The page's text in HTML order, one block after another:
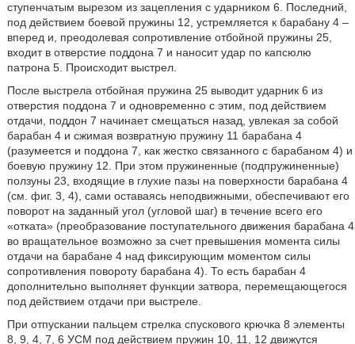
ступенчатым вырезом из зацепления с ударником 6. Последний,
под действием боевой пружины 12, устремляется к барабану 4 –
вперед и, преодолевая сопротивление отбойной пружины 25,
входит в отверстие поддона 7 и наносит удар по капсюлю
патрона 5. Происходит выстрел.
После выстрела отбойная пружина 25 выводит ударник 6 из
отверстия поддона 7 и одновременно с этим, под действием
отдачи, поддон 7 начинает смещаться назад, увлекая за собой
барабан 4 и сжимая возвратную пружину 11 барабана 4
(разумеется и поддона 7, как жестко связанного с барабаном 4) и
боевую пружину 12. При этом пружиненные (подпружиненные)
ползуны 23, входящие в глухие пазы на поверхности барабана 4
(см. фиг. 3, 4), сами оставаясь неподвижными, обеспечивают его
поворот на заданный угол (угловой шаг) в течение всего его
«отката» (преобразование поступательного движения барабана 4
во вращательное возможно за счет превышения момента силы
отдачи на барабане 4 над фиксирующим моментом силы
сопротивления повороту барабана 4). То есть барабан 4
дополнительно выполняет функции затвора, перемещающегося
под действием отдачи при выстреле.
При отпускании пальцем стрелка спускового крючка 8 элементы
8, 9, 4, 7, 6 УСМ под действием пружин 10, 11, 12 движутся